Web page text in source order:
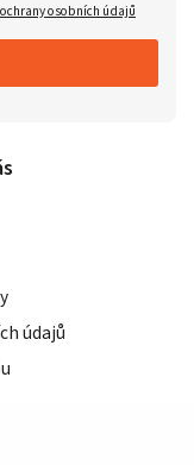
osobních údajů
údajů